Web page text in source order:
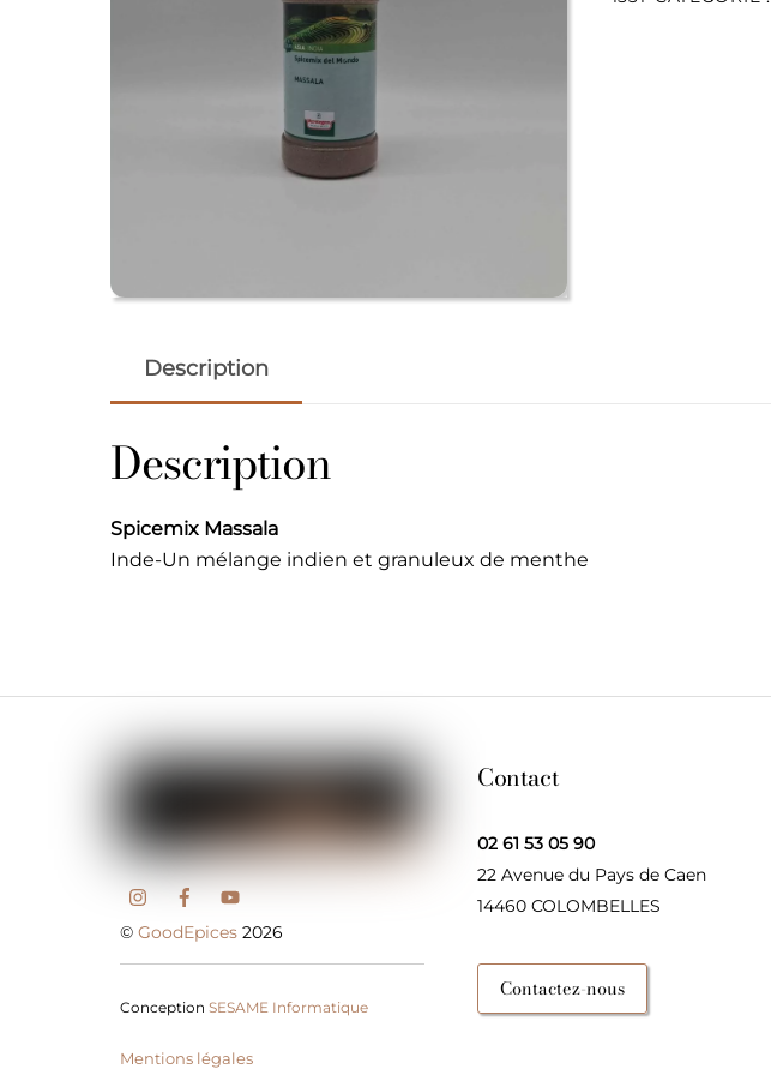
Description
Description
Spicemix Massala
Inde-Un mélange indien et granuleux de menthe
©GoodEpices 2026
ConceptionSESAME Informatique
Mentions légales
Contact
02 61 53 05 90
22 Avenue du Pays de Caen
14460 COLOMBELLES
Contactez-nous